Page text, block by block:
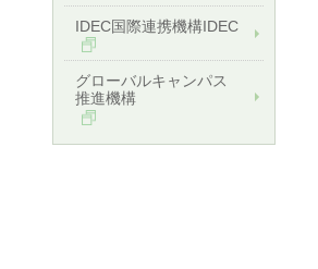
IDEC国際連携機構IDEC
グローバルキャンパス
推進機構